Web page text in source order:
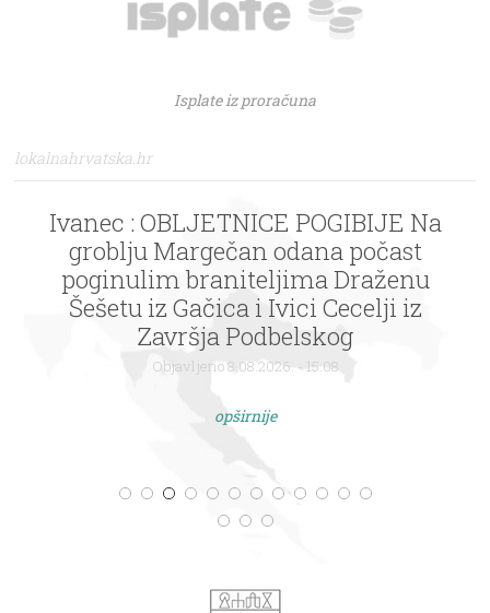
Isplate iz proračuna
lokalnahrvatska.hr
Ivanec : OBLJETNICE POGIBIJE Na
groblju Margečan odana počast
poginulim braniteljima Draženu
Šešetu iz Gačica i Ivici Cecelji iz
Završja Podbelskog
Objavljeno 8.08.2026. - 15:08
opširnije